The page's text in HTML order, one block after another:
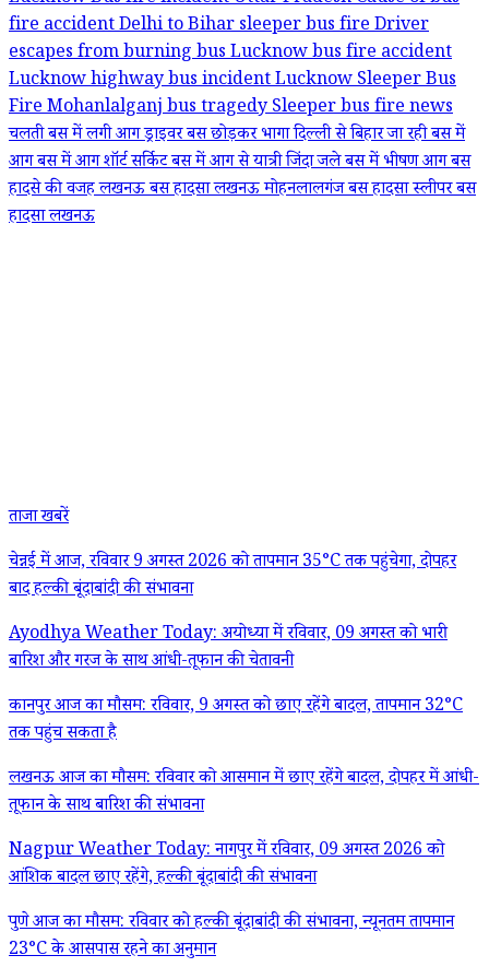
fire accidentDelhi to Bihar sleeper bus fireDriver
escapes from burning busLucknow bus fire accident
Lucknow highway bus incidentLucknow Sleeper Bus
FireMohanlalganj bus tragedySleeper bus fire news
चलती बस में लगी आगड्राइवर बस छोड़कर भागादिल्ली से बिहार जा रही बस में
आगबस में आग शॉर्ट सर्किटबस में आग से यात्री जिंदा जलेबस में भीषण आगबस
हादसे की वजहलखनऊ बस हादसालखनऊ मोहनलालगंज बस हादसास्लीपर बस
हादसा लखनऊ
ताजा खबरें
चेन्नई में आज, रविवार 9 अगस्त 2026 को तापमान 35°C तक पहुंचेगा, दोपहर
बाद हल्की बूंदाबांदी की संभावना
Ayodhya Weather Today: अयोध्या में रविवार, 09 अगस्त को भारी
बारिश और गरज के साथ आंधी-तूफान की चेतावनी
कानपुर आज का मौसम: रविवार, 9 अगस्त को छाए रहेंगे बादल, तापमान 32°C
तक पहुंच सकता है
लखनऊ आज का मौसम: रविवार को आसमान में छाए रहेंगे बादल, दोपहर में आंधी-
तूफान के साथ बारिश की संभावना
Nagpur Weather Today: नागपुर में रविवार, 09 अगस्त 2026 को
आंशिक बादल छाए रहेंगे, हल्की बूंदाबांदी की संभावना
पुणे आज का मौसम: रविवार को हल्की बूंदाबांदी की संभावना, न्यूनतम तापमान
23°C के आसपास रहने का अनुमान